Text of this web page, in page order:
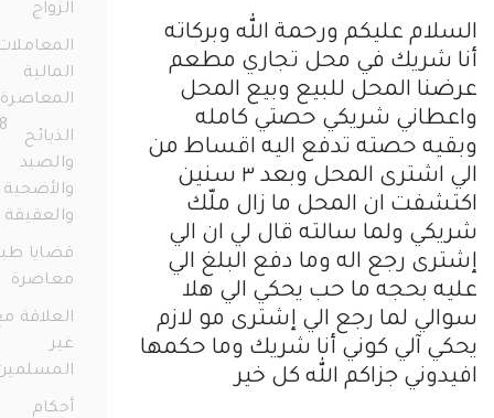
عليكم ورحمة الله وبركاته
شريك في محل تجاري مطعم
المحل للبيع وبيع المحل
شريكي حصتي كامله
حصته تدفع اليه اقساط من
الي اشترى المحل وبعد ٣ سنين
ان المحل ما زال ملّك
ولما سالته قال لي ان الي
رجع اله وما دفع البلغ الي
بحجه ما حب يحكي الي هلا
لما رجع الي إشترى مو لازم
آلي كوني أنا شريك وما حكمها
جزاكم الله كل خير
331
المعاملات
المعاصرة
658
والصيد
والأضحية
والعقيقة 14
قضايا طبية
معاصرة
77
العلاقة مع
المسلمين
36